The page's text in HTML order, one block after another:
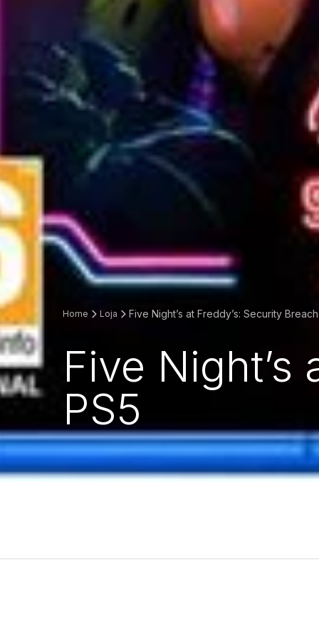
Home Loja Five Night’s at Freddy’s: Security
Five Night’s
PS5